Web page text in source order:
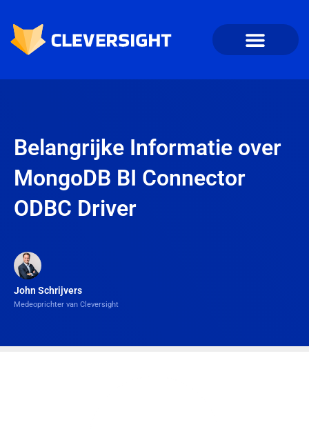
Belangrijke Informatie over
MongoDB BI Connector
ODBC Driver
John Schrijvers
Medeoprichter van Cleversight